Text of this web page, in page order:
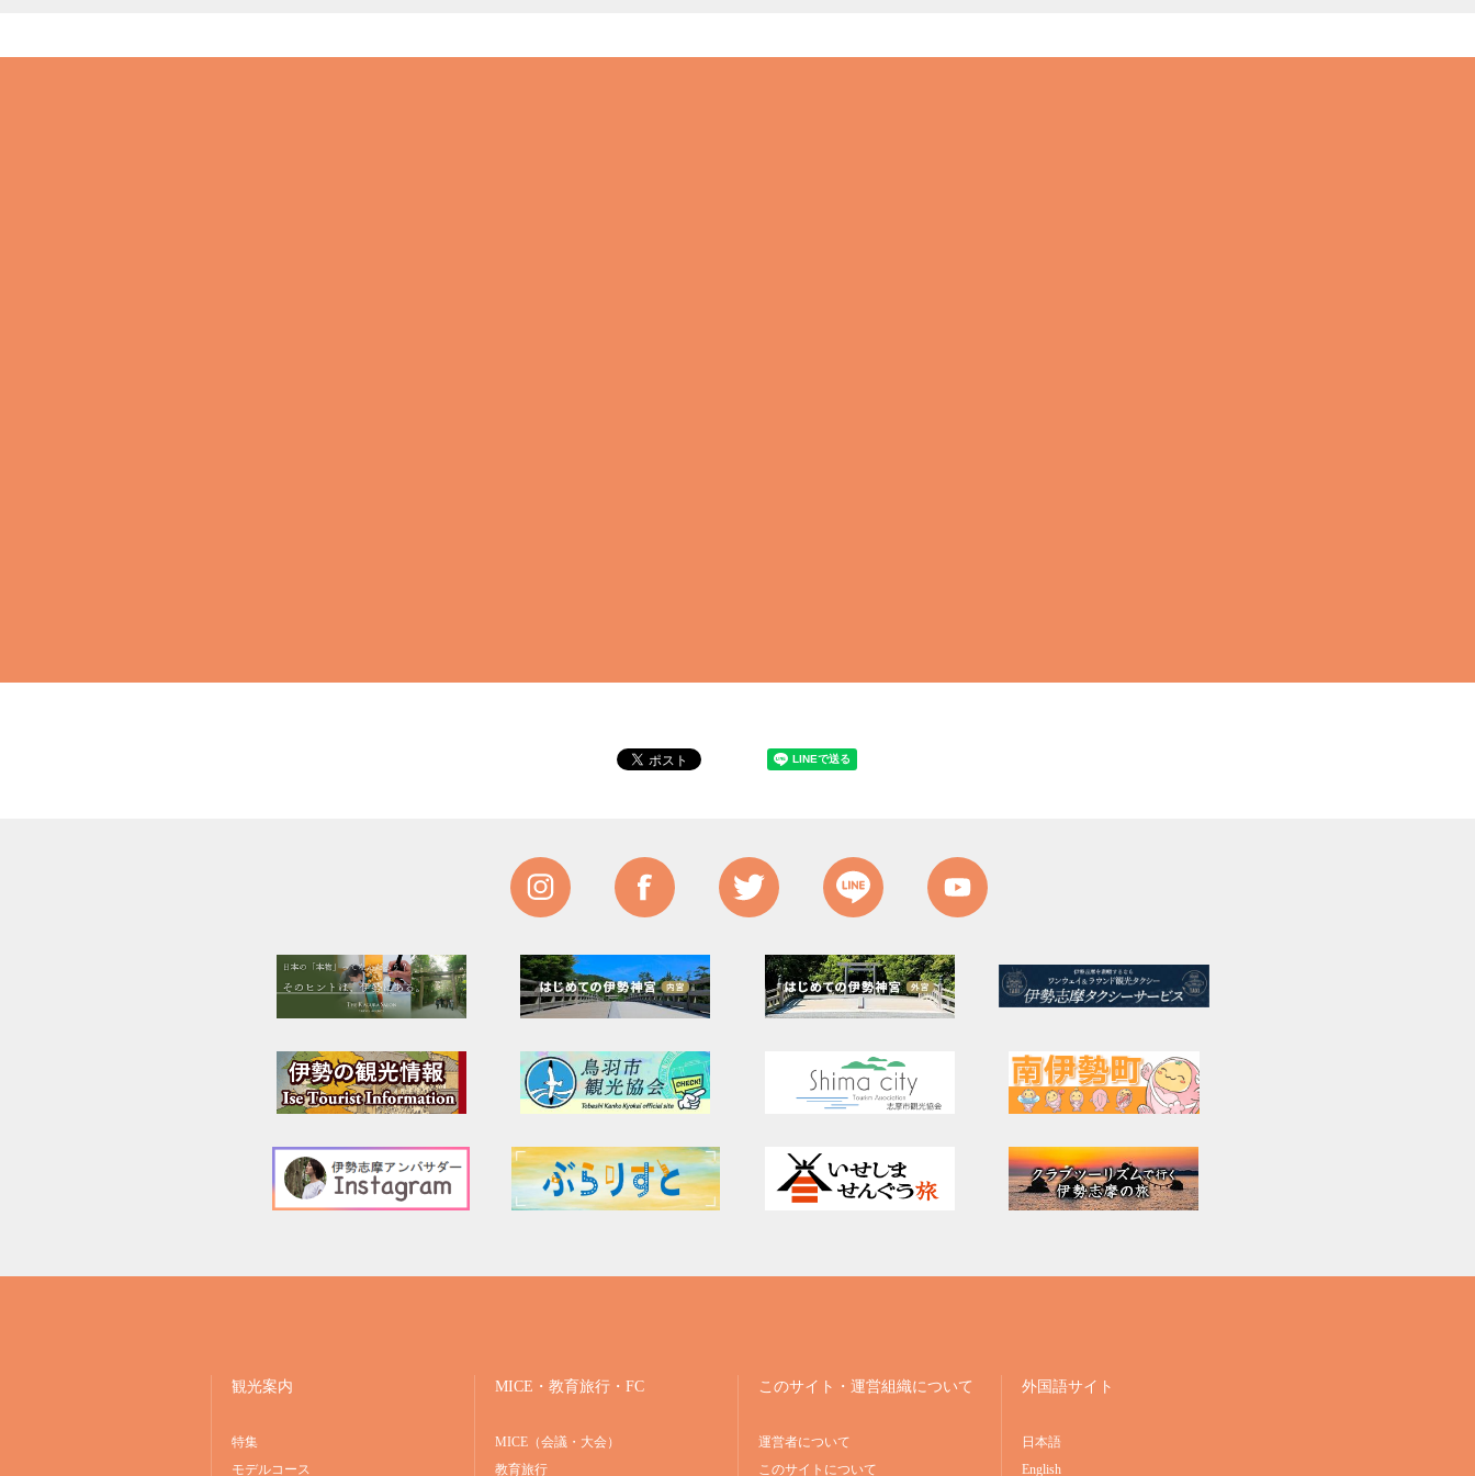
観光案内
特集
モデルコース
MICE・教育旅行・FC
MICE（会議・大会）
教育旅行
このサイト・運営組織について
運営者について
このサイトについて
外国語サイト
日本語
English